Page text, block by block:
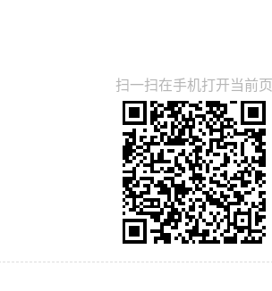
扫一扫在手机打开当前页